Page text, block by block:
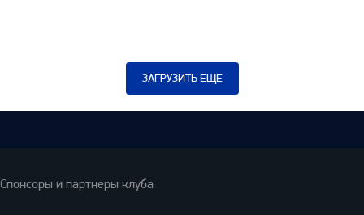
ЗАГРУЗИТЬ ЕЩЕ
Спонсоры и партнеры клуба